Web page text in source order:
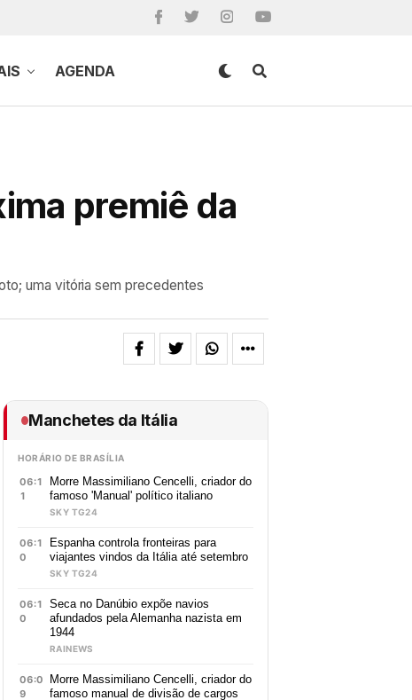
AGENDA
premiê da
uma vitória sem precedentes
Manchetes da Itália
HORÁRIO DE BRASÍLIA
06:1
1
Morre Massimiliano Cencelli, criador do
famoso 'Manual' político italiano
SKY TG24
06:1
0
Espanha controla fronteiras para
viajantes vindos da Itália até setembro
SKY TG24
06:1
0
Seca no Danúbio expõe navios
afundados pela Alemanha nazista em
1944
RAINEWS
06:0
9
Morre Massimiliano Cencelli, criador do
famoso manual de divisão de cargos